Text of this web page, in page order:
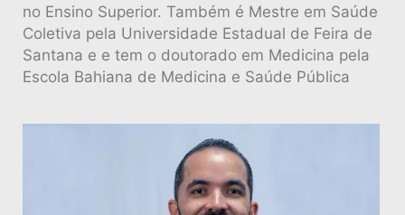
no Ensino Superior. Também é Mestre em Saúde
Coletiva pela Universidade Estadual de Feira de
Santana e e tem o doutorado em Medicina pela
Escola Bahiana de Medicina e Saúde Pública